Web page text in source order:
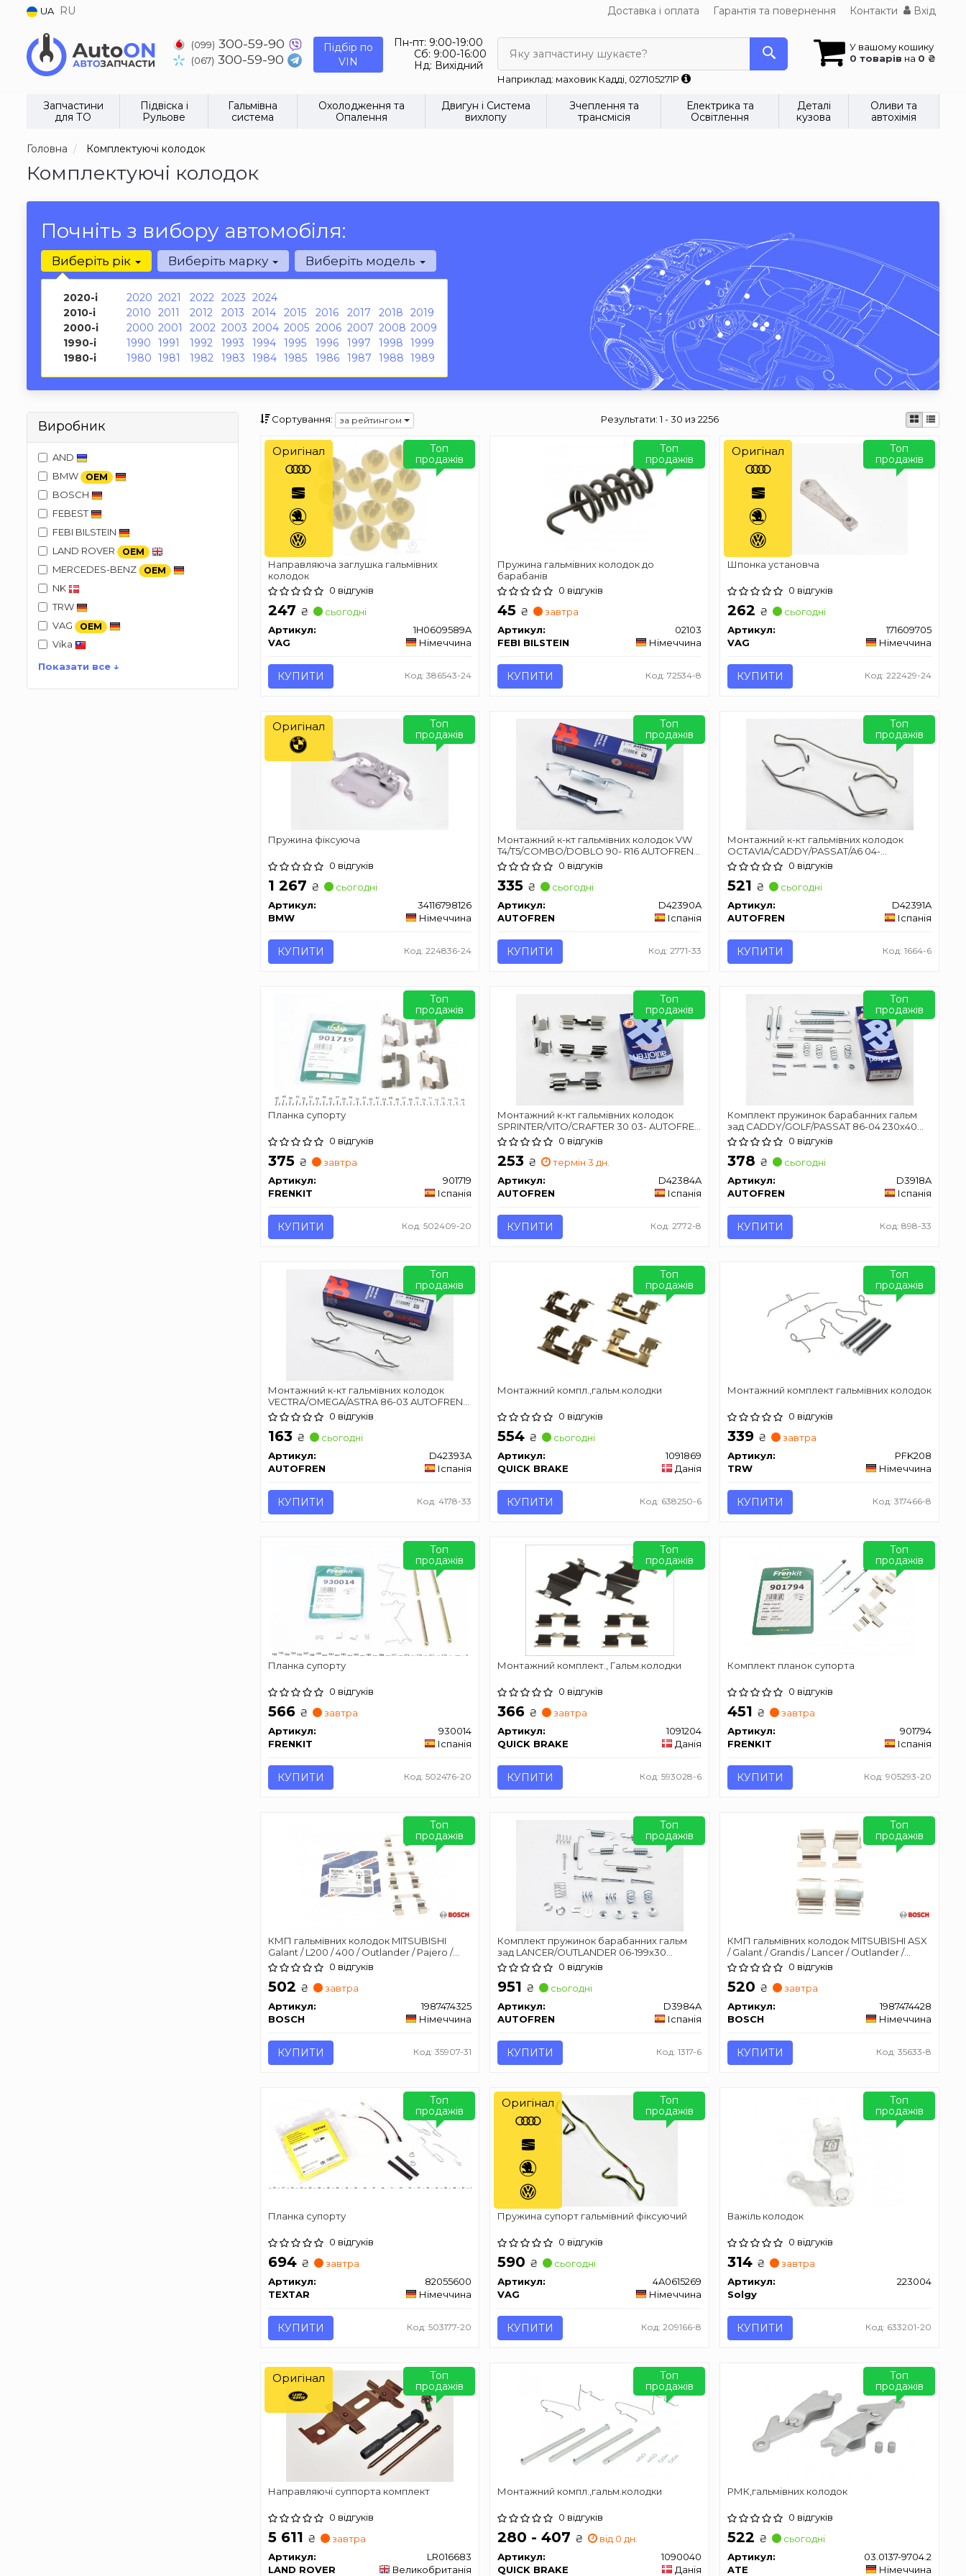
UA RU Доставка і оплата Гарантія та повернення Контакти Вхід
(099) 300-59-90
(067) 300-59-90
Підбір по
VIN
Пн-пт: 9:00-19:00
Сб: 9:00-16:00
Нд: Вихідний
У вашому кошику
0 товарів на 0 ₴
Яку запчастину шукаєте?
Наприклад: маховик Кадді, 027105271P
Запчастини
для ТО
Підвіска і
Рульове
Гальмівна
система
Охолодження та
Опалення
Двигун і Система
вихлопу
Зчеплення та
трансмісія
Електрика та
Освітлення
Деталі
кузова
Оливи та
автохімія
Головна Комплектуючі колодок
Комплектуючі колодок
Почніть з вибору автомобіля:
Виберіть рік
2020-і 2020 2021 2022 2023 2024
2010-і
2010 2011 2012 2013 2014 2015 2016 2017 2018
2019
2000-і
2000 2001 2002 2003 2004 2005 2006 2007 2008 2009
1990-і
1990 1991 1992 1993 1994 1995 1996 1997 1998
1999
1980-і
1980 1981 1982 1983 1984 1985 1986 1987 1988 1989
Виберіть марку Виберіть модель
Виробник
AND
BMW
OEM
BOSCH
FEBEST
FEBI BILSTEIN
LAND ROVER
OEM
MERCEDES-BENZ OEM
NK
TRW
VAG
OEM
Vika
Показати все ↓
Сортування: за рейтингом Результати:1 - 30 из 2256
Направляюча заглушка гальмівних
колодок
0 відгуків
247 ₴
сьогодні
Артикул:
1H0609589A
VAG
Німеччина
КУПИТИ Код: 386543-24
Топ
продажів
Оригінал
Пружина гальмівних колодок до
барабанів
0 відгуків
45 ₴
завтра
Артикул:
02103
FEBI BILSTEIN
Німеччина
КУПИТИ Код: 72534-8
Топ
продажів
Шпонка установча
0 відгуків
262 ₴
сьогодні
Артикул:
171609705
VAG
Німеччина
КУПИТИ Код: 222429-24
Топ
продажів
Оригінал
Пружина фіксуюча
0 відгуків
1 267 ₴
сьогодні
Артикул:
34116798126
BMW
Німеччина
КУПИТИ Код: 224836-24
Топ
продажів
Оригінал
Монтажний к-кт гальмівних колодок VW
T4/T5/COMBO/DOBLO 90- R16 AUTOFREN
SEINSA D42390A0 відгуків
335 ₴
сьогодні
Артикул:
D42390A
AUTOFREN
Іспанія
КУПИТИ Код: 2771-33
Топ
продажів
Монтажний к-кт гальмівних колодок
OCTAVIA/CADDY/PASSAT/A6 04-
AUTOFREN SEINSA D42391A
0 відгуків
521 ₴
сьогодні
Артикул:
D42391A
AUTOFREN
Іспанія
КУПИТИ Код: 1664-6
Топ
продажів
Планка супорту
0 відгуків
375 ₴
завтра
Артикул:
901719
FRENKIT
Іспанія
КУПИТИ Код: 502409-20
Топ
продажів
Монтажний к-кт гальмівних колодок
SPRINTER/VITO/CRAFTER 30 03- AUTOFREN
SEINSA D42384A0 відгуків
253 ₴
термін 3 дн.
Артикул:
D42384A
AUTOFREN
Іспанія
КУПИТИ Код: 2772-8
Топ
продажів
Комплект пружинок барабанних гальм
зад CADDY/GOLF/PASSAT 86-04 230х40
AUTOFREN SEINSA D3918A
0 відгуків
378 ₴
сьогодні
Артикул:
D3918A
AUTOFREN
Іспанія
КУПИТИ Код: 898-33
Топ
продажів
Монтажний к-кт гальмівних колодок
VECTRA/OMEGA/ASTRA 86-03 AUTOFREN
SEINSA D42393A0 відгуків
163 ₴
сьогодні
Артикул:
D42393A
AUTOFREN
Іспанія
КУПИТИ Код: 4178-33
Топ
продажів
Монтажний компл.,гальм.колодки
0 відгуків
554 ₴
сьогодні
Артикул:
1091869
QUICK BRAKE
Данія
КУПИТИ Код: 638250-6
Топ
продажів
Монтажний комплект гальмівних колодок
0 відгуків
339 ₴
завтра
Артикул:
PFK208
TRW
Німеччина
КУПИТИ Код: 317466-8
Топ
продажів
Планка супорту
0 відгуків
566 ₴
завтра
Артикул:
930014
FRENKIT
Іспанія
КУПИТИ Код: 502476-20
Топ
продажів
Монтажний комплект., Гальм.колодки
0 відгуків
366 ₴
завтра
Артикул:
1091204
QUICK BRAKE
Данія
КУПИТИ Код: 593028-6
Топ
продажів
Комплект планок супорта
0 відгуків
451 ₴
завтра
Артикул:
901794
FRENKIT
Іспанія
КУПИТИ Код: 905293-20
Топ
продажів
КМП гальмівних колодок MITSUBISHI
Galant / L200 / 400 / Outlander / Pajero /
Space.. 2,0-3,5 90 -
0 відгуків
502 ₴
завтра
Артикул:
1987474325
BOSCH
Німеччина
КУПИТИ Код: 35907-31
Топ
продажів
Комплект пружинок барабанних гальм
зад LANCER/OUTLANDER 06-199х30
AUTOFREN SEINSA D3984A
0 відгуків
951 ₴
сьогодні
Артикул:
D3984A
AUTOFREN
Іспанія
КУПИТИ Код: 1317-6
Топ
продажів
КМП гальмівних колодок MITSUBISHI ASX
/ Galant / Grandis / Lancer / Outlander /
Pajero 1,3-3,8 99 -0 відгуків
520 ₴
завтра
Артикул:
1987474428
BOSCH
Німеччина
КУПИТИ Код: 35633-8
Топ
продажів
Планка супорту
0 відгуків
694 ₴
завтра
Артикул:
82055600
TEXTAR
Німеччина
КУПИТИ Код: 503177-20
Топ
продажів
Пружина супорт гальмівний фіксуючий
0 відгуків
590 ₴
сьогодні
Артикул:
4A0615269
VAG
Німеччина
КУПИТИ Код: 209166-8
Топ
продажів
Оригінал
Важіль колодок
0 відгуків
314 ₴
завтра
Артикул:
223004
Solgy
КУПИТИ Код: 633201-20
Топ
продажів
Направляючі суппорта комплект
0 відгуків
5 611 ₴
завтра
Артикул:
LR016683
LAND ROVER
Великобританія
Топ
продажів
Оригінал
Монтажний компл.,гальм.колодки
0 відгуків
280 - 407 ₴
від 0 дн.
Артикул:
1090040
QUICK BRAKE
Данія
Топ
продажів
РМК,гальмівних колодок
0 відгуків
522 ₴
сьогодні
Артикул:
03.0137-9704.2
ATE
Німеччина
Топ
продажів